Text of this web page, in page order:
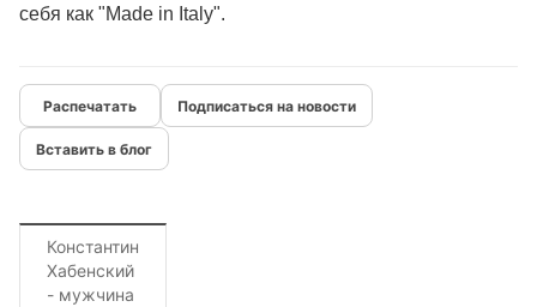
себя как "Made in Italy".
Подписаться на новости
Вставить в блог
Константин
Хабенский
- мужчина